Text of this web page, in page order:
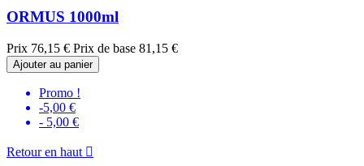
ORMUS 1000ml
Prix 76,15 € Prix de base 81,15 €
Ajouter au panier
Promo !
-5,00 €
- 5,00 €
Retour en haut 